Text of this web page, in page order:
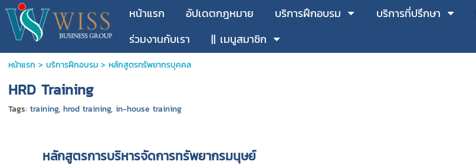
หน้าแรก อัปเดตกฎหมาย บริการฝึกอบรม บริการที่ปรึกษา
ร่วมงานกับเรา
|| เมนูสมาชิก
หน้าแรก > บริการฝึกอบรม> หลักสูตรทรัพยากรบุคคล
HRD Training
Tags: training, hrod training, in-house training
หลักสูตรการบริหารจัดการทรัพยากรมนุษย์